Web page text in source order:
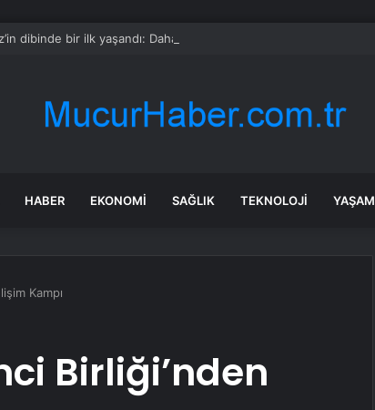
dibinde bir ilk yaşandı: Daha önce hiç böylesi çıkmamıştı
HABER EKONOMI SAĞLIK TEKNOLOJI YAŞAM
Kampı
Birliği’nden